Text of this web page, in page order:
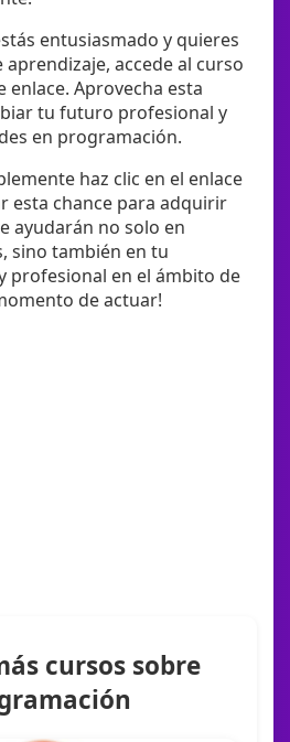
entusiasmado y quieres
accede al curso
enlace. Aprovecha esta
tu futuro profesional y
en programación.
haz clic en el enlace
esta chance para adquirir
ayudarán no solo en
sino también en tu
profesional en el ámbito de
de actuar!
cursos sobre